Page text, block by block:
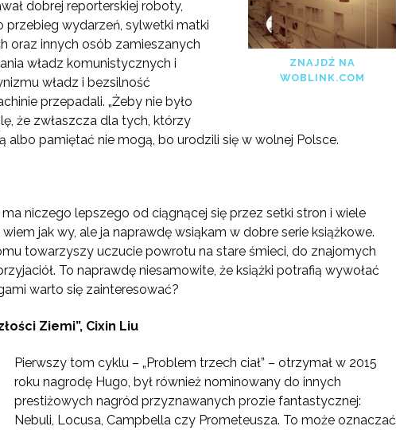
ZNAJDŹ NA
WOBLINK.COM
dobrej reporterskiej roboty,
przebieg wydarzeń, sylwetki matki
oraz innych osób zamieszanych
władz komunistycznych i
władz i bezsilność
przepadali. „Żeby nie było
że zwłaszcza dla tych, którzy
albo pamiętać nie mogą, bo urodzili się w wolnej Polsce.
niczego lepszego od ciągnącej się przez setki stron i wiele
jak wy, ale ja naprawdę wsiąkam w dobre serie książkowe.
towarzyszy uczucie powrotu na stare śmieci, do znajomych
To naprawdę niesamowite, że książki potrafią wywołać
warto się zainteresować?
Ziemi”, Cixin Liu
Pierwszy tom cyklu – „Problem trzech ciał” – otrzymał w 2015
roku nagrodę Hugo, był również nominowany do innych
prestiżowych nagród przyznawanych prozie fantastycznej:
Nebuli, Locusa, Campbella czy Prometeusza. To może oznaczać